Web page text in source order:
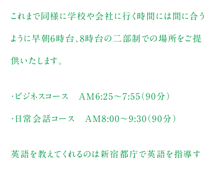
これまで同様に学校や会社に行く時間には間に合う
ように早朝6時台、8時台の二部制での場所をご提
供いたします。
・ビジネスコース AM6:25〜7:55（90分）
・日常会話コース AM8:00〜9:30（90分）
英語を教えてくれるのは新宿都庁で英語を指導す